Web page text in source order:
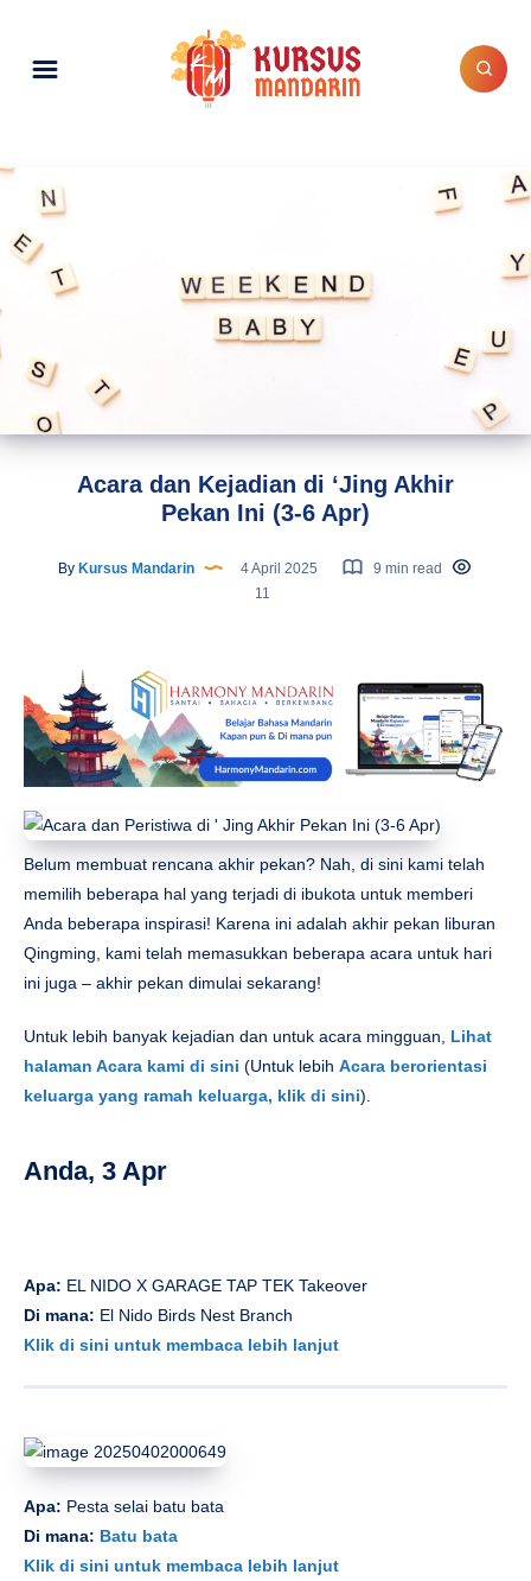
Acara dan Kejadian di ‘Jing Akhir
Pekan Ini (3-6 Apr)
ByKursus Mandarin 4 April 2025
9 min read
11
Belum membuat rencana akhir pekan? Nah, di sini kami telah
memilih beberapa hal yang terjadi di ibukota untuk memberi
Anda beberapa inspirasi! Karena ini adalah akhir pekan liburan
Qingming, kami telah memasukkan beberapa acara untuk hari
ini juga – akhir pekan dimulai sekarang!
Untuk lebih banyak kejadian dan untuk acara mingguan, Lihat
halaman Acara kami di sini (Untuk lebih Acara berorientasi
keluarga yang ramah keluarga, klik di sini).
Anda, 3 Apr
Apa: EL NIDO X GARAGE TAP TEK Takeover
Di mana: El Nido Birds Nest Branch
Klik di sini untuk membaca lebih lanjut
Apa: Pesta selai batu bata
Di mana: Batu bata
Klik di sini untuk membaca lebih lanjut